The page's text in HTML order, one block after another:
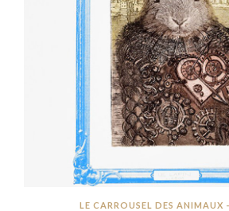
LE CARROUSEL DES ANIMAUX